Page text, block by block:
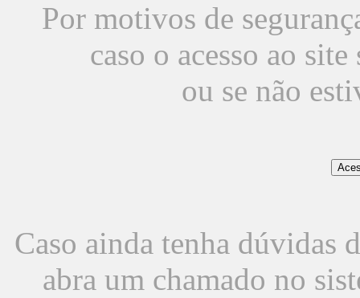
Por motivos de
caso o acesso ao
ou se não
Caso ainda tenha dúvidas
abra um chamado no